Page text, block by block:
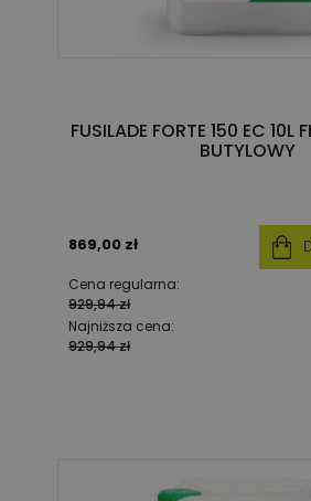
FUSILADE FORTE 150 EC 10L
BUTYLOWY
869,00 zł
Cena regularna:
929,94 zł
Najniższa cena:
929,94 zł